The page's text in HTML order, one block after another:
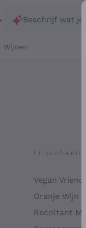
Beschrijf wat je
Wijnen
Filosofieën
Vegan
Oranje Wijn
Recoltant